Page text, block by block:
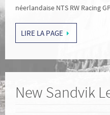
néerlandaise NTS RW Racing
LIRE LA PAGE
New Sandvik